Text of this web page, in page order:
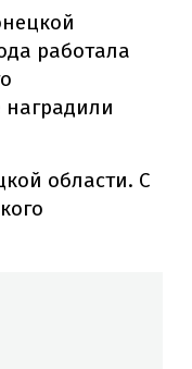
работала
наградили
области. С